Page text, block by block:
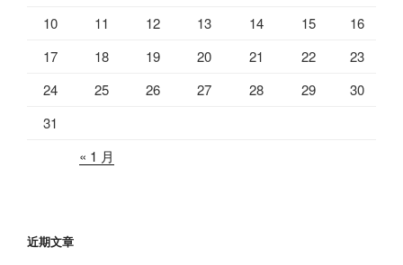
10
11 12 13 14 15
16
17
18 19 20 21 22
23
24
25 26 27 28 29
30
31
« 1 月
近期文章